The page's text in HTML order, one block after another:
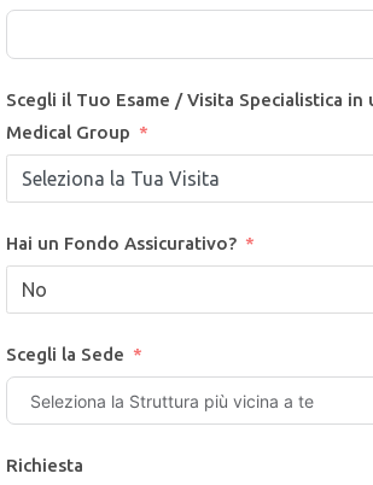
Scegli il Tuo Esame / Visita Specialistica
Medical Group
Seleziona la Tua Visita
Hai un Fondo Assicurativo?
No
Scegli la Sede
Richiesta